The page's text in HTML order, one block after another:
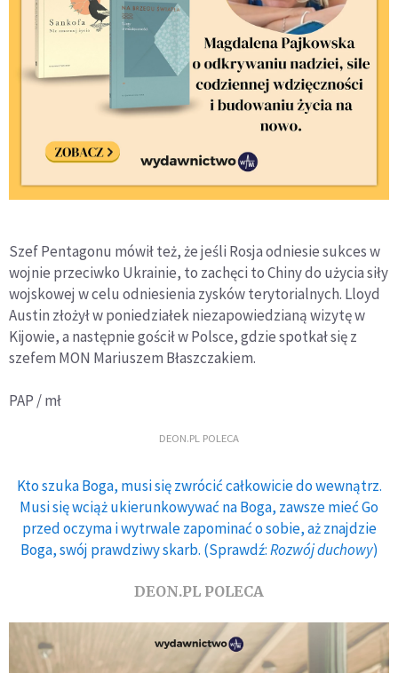
Szef Pentagonu mówił też, że jeśli Rosja odniesie sukces w
wojnie przeciwko Ukrainie, to zachęci to Chiny do użycia siły
wojskowej w celu odniesienia zysków terytorialnych. Lloyd
Austin złożył w poniedziałek niezapowiedzianą wizytę w
Kijowie, a następnie gościł w Polsce, gdzie spotkał się z
szefem MON Mariuszem Błaszczakiem.
PAP / mł
DEON.PL POLECA
Kto szuka Boga, musi się zwrócić całkowicie do wewnątrz.
Musi się wciąż ukierunkowywać na Boga, zawsze mieć Go
przed oczyma i wytrwale zapominać o sobie, aż znajdzie
Boga, swój prawdziwy skarb. (Sprawdź:Rozwój duchowy)
DEON.PL POLECA